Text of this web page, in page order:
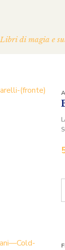
Libri di magia e